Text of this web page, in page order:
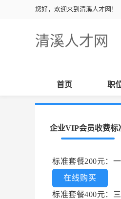
您好，欢迎来到清溪人才网！
清溪人才网
首页 职
企业VIP会员收费标
标准套餐200元：
在线购买
标准套餐400元：